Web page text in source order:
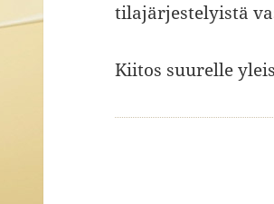
tilajärjestelyistä
Kiitos suurelle